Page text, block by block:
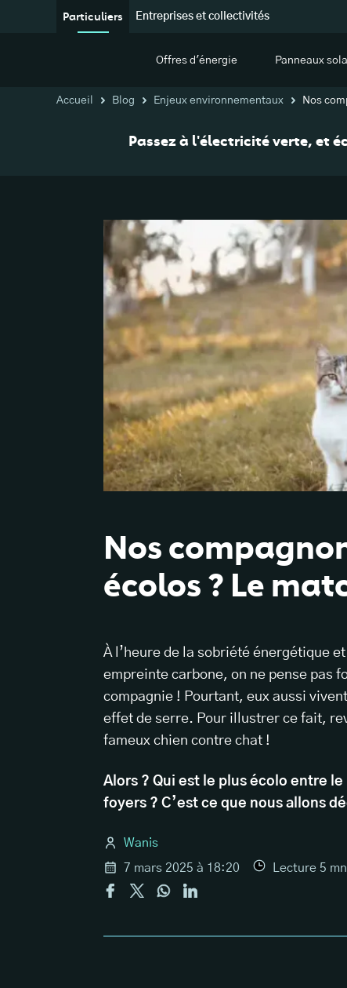
Particuliers Entreprises et collectivités
Offres d'énergie Panneaux
Accueil Blog Enjeux environnementaux Nos
Passez à l'électricité verte, et
Nos
écolos ? Le
À l’heure de la sobriété énergétique
empreinte carbone, on ne pense pas
compagnie ! Pourtant, eux aussi
effet de serre. Pour illustrer ce fait,
fameux chien contre chat !
Alors ? Qui est le plus écolo entre
foyers ? C’est ce que nous allons
Wanis
7 mars 2025 à 18:20
Lecture 5 mn